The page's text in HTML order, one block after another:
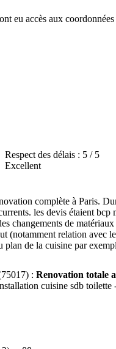
eu accès aux
Respect des délais : 5 / 5
Excellent
complète à Paris.
les devis étaient
changements de
(notamment relation avec
plan de la cuisine par
: Renovation totale
cuisine sdb